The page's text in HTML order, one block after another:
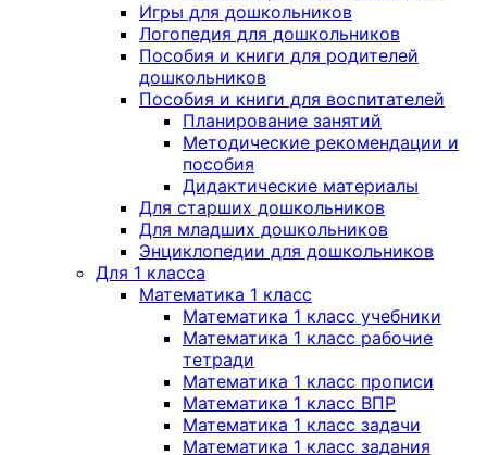
Игры для дошкольников
Логопедия для дошкольников
Пособия и книги для родителей
дошкольников
Пособия и книги для воспитателей
Планирование занятий
Методические рекомендации и
пособия
Дидактические материалы
Для старших дошкольников
Для младших дошкольников
Энциклопедии для дошкольников
Для 1 класса
Математика 1 класс
Математика 1 класс учебники
Математика 1 класс рабочие
тетради
Математика 1 класс прописи
Математика 1 класс ВПР
Математика 1 класс задачи
Математика 1 класс задания